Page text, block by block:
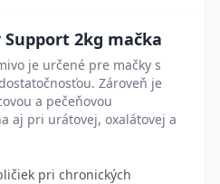
Support 2kg mačka
je určené pre mačky s
Zároveň je
a pečeňovou
aj pri urátovej, oxalátovej a
pri chronických